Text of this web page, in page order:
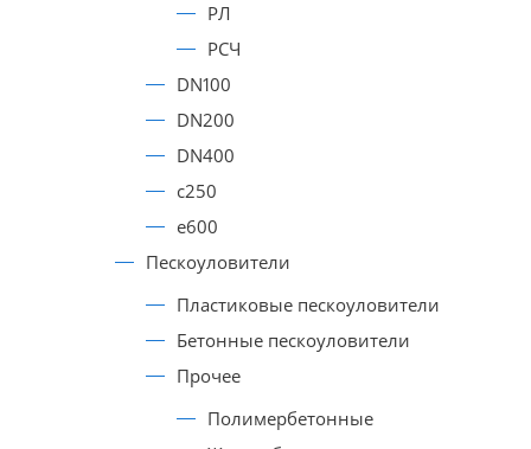
РЛ
РСЧ
DN100
DN200
DN400
с250
е600
Пескоуловители
Пластиковые пескоуловители
Бетонные пескоуловители
Прочее
Полимербетонные